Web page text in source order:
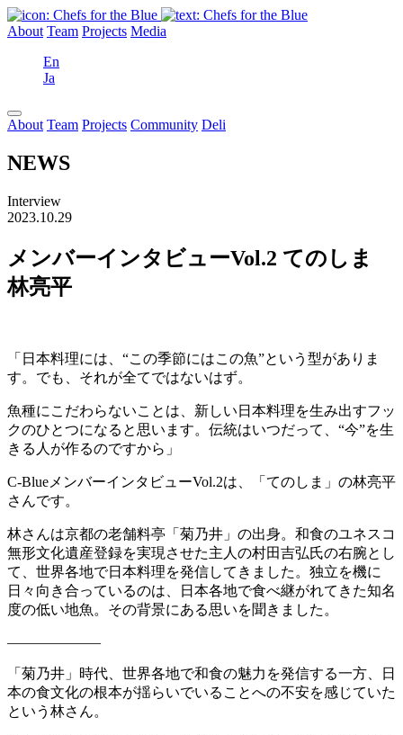
About Team Projects Media
En
Ja
About Team Projects Community Deli
NEWS
Interview
2023.10.29
メンバーインタビューVol.2 てのしま
林亮平
「日本料理には、“この季節にはこの魚”という型がありま
す。でも、それが全てではないはず。
魚種にこだわらないことは、新しい日本料理を生み出すフッ
クのひとつになると思います。伝統はいつだって、“今”を生
きる人が作るのですから」
C-BlueメンバーインタビューVol.2は、「てのしま」の林亮平
さんです。
林さんは京都の老舗料亭「菊乃井」の出身。和食のユネスコ
無形文化遺産登録を実現させた主人の村田吉弘氏の右腕とし
て、世界各地で日本料理を発信してきました。独立を機に
日々向き合っているのは、日本各地で食べ継がれてきた知名
度の低い地魚。その背景にある思いを聞きました。
——————–
「菊乃井」時代、世界各地で和食の魅力を発信する一方、日
本の食文化の根本が揺らいでいることへの不安を感じていた
という林さん。